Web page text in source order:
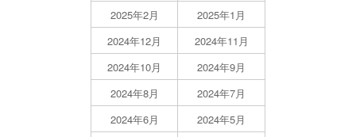
2025年2月
2025年1月
2024年12月
2024年11月
2024年10月
2024年9月
2024年8月
2024年7月
2024年6月
2024年5月